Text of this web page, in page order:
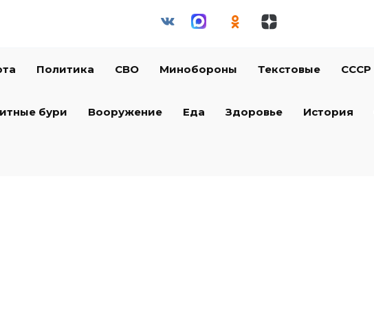
Политика СВО Минобороны Текстовые СССР
бури Вооружение Еда Здоровье История